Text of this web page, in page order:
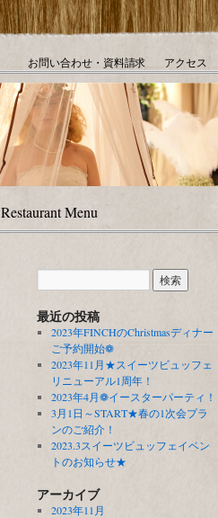
お問い合わせ・資料請求 アクセス
Restaurant Menu
最近の投稿
2023年FINCHのChristmasディナー
ご予約開始❁
2023年11月★スイーツビュッフェ
リニューアル1周年！
2023年4月❁イースターパーティ！
3月1日～START★春の1次会プラ
ンのご紹介！
2023.3スイーツビュッフェイベン
トのお知らせ★
アーカイブ
2023年11月